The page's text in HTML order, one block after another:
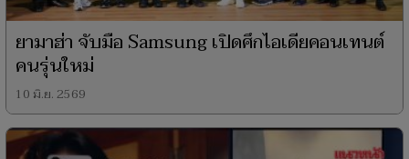
ยามาฮ่า จับมือ Samsung เปิดศึกไอเดียคอนเทนต์
คนรุ่นใหม่
10 มิ.ย. 2569